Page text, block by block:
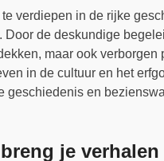
verdiepen in de rijke
Door de deskundige
maar ook
in de cultuur en het
geschiedenis en
je